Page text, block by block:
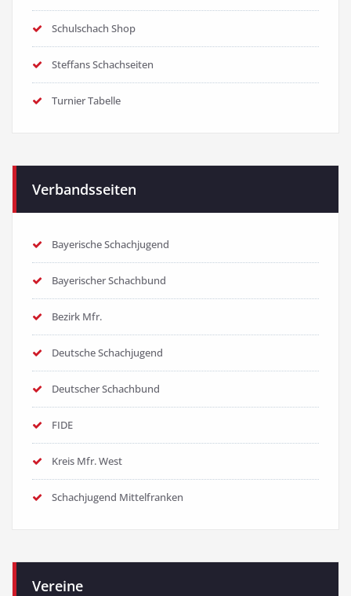
Schulschach Shop
Steffans Schachseiten
Turnier Tabelle
Verbandsseiten
Bayerische Schachjugend
Bayerischer Schachbund
Bezirk Mfr.
Deutsche Schachjugend
Deutscher Schachbund
FIDE
Kreis Mfr. West
Schachjugend Mittelfranken
Vereine